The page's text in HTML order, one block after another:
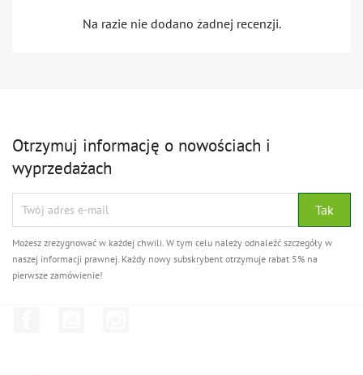
Na razie nie dodano żadnej recenzji.
Otrzymuj informację o nowościach i
wyprzedażach
Możesz zrezygnować w każdej chwili. W tym celu należy odnaleźć szczegóły w
naszej informacji prawnej. Każdy nowy subskrybent otrzymuje rabat 5% na
pierwsze zamówienie!